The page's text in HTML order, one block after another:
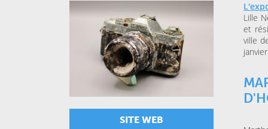
SITE WEB
Lille
et
ville